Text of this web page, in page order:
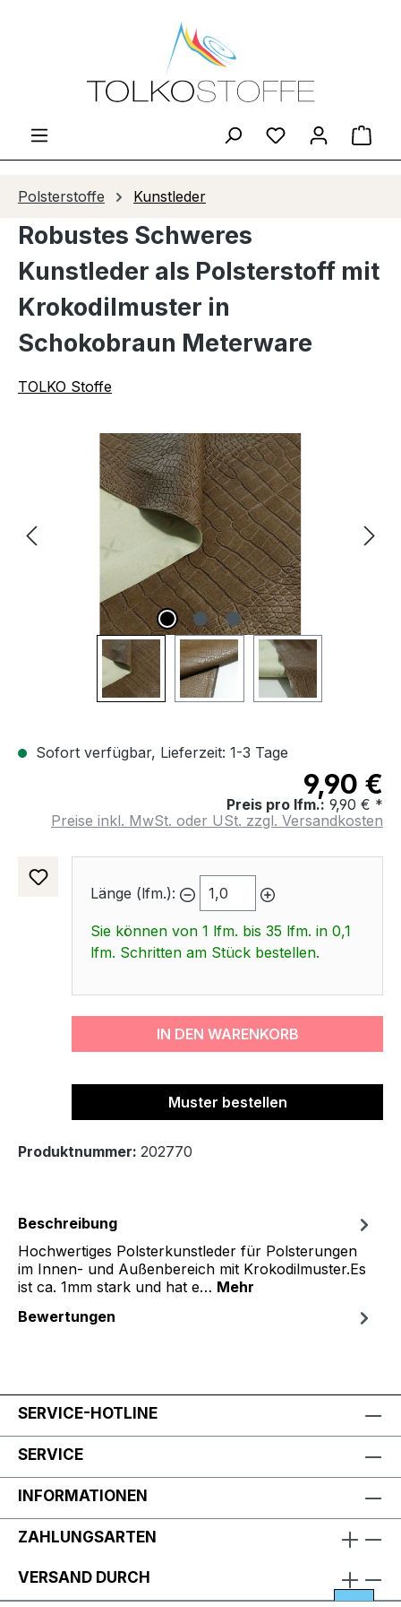
Zum Hauptinhalt springen
Du hast 0
Polsterstoffe Kunstleder
Robustes Schweres
Kunstleder als Polsterstoff mit
Krokodilmuster in
Schokobraun Meterware
TOLKO Stoffe
Bildergalerie überspringen
Sofort verfügbar, Lieferzeit: 1-3 Tage
9,90 €
Preis pro lfm.: 9,90 € *
Preise inkl. MwSt. oder USt. zzgl. Versandkosten
Länge (lfm.):
Sie können von 1 lfm. bis 35 lfm. in 0,1
lfm. Schritten am Stück bestellen.
IN DEN WARENKORB
Muster bestellen
Produktnummer: 202770
Beschreibung
Hochwertiges Polsterkunstleder für Polsterungen
im Innen- und Außenbereich mit Krokodilmuster.Es
ist ca. 1mm stark und hat e… Mehr
Bewertungen
SERVICE-HOTLINE
SERVICE
INFORMATIONEN
ZAHLUNGSARTEN
VERSAND DURCH